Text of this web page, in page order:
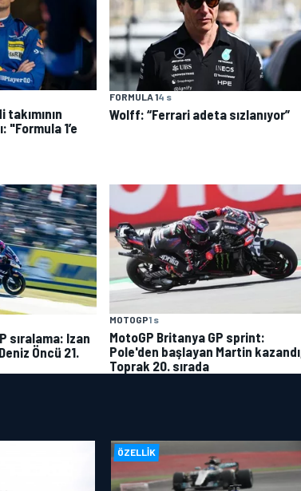
"Formula 1’e
FORMULA 14 s
Wolff: “Ferrari adeta sızlanıyor”
sıralama: Izan
Öncü 21.
MOTOGP1 s
MotoGP Britanya GP sprint:
Pole'den başlayan Martin kazandı,
Toprak 20. sırada
ÖZELLIK